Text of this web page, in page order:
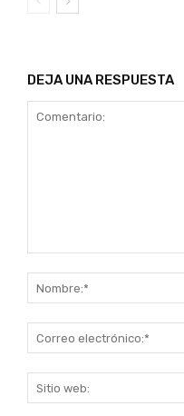
DEJA UNA RESPUESTA